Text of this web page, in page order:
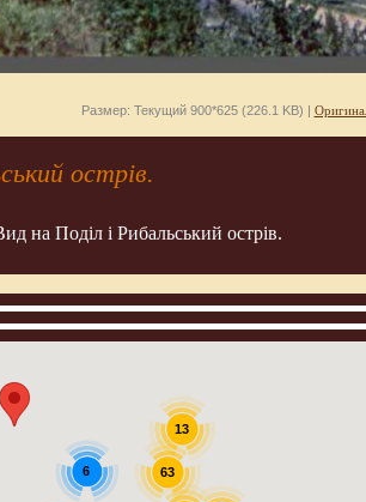
Размер: Текущий 900*625 (226.1 KB) |
острів.
на Поділ і Рибальський острів.
63
13
6